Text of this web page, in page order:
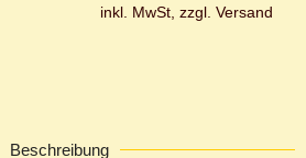
inkl. MwSt, zzgl. Versand
Beschreibung